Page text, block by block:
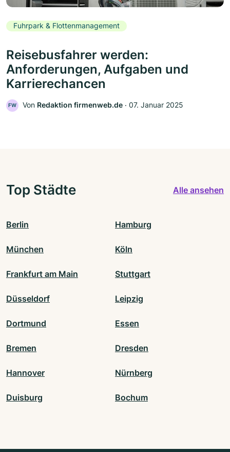
Fuhrpark & Flottenmanagement
Reisebusfahrer werden:
Anforderungen, Aufgaben und
Karrierechancen
FW Von Redaktion firmenweb.de ‧ 07. Januar 2025
Top Städte Alle ansehen
Berlin Hamburg
München Köln
Frankfurt am Main Stuttgart
Düsseldorf Leipzig
Dortmund Essen
Bremen Dresden
Hannover Nürnberg
Duisburg Bochum